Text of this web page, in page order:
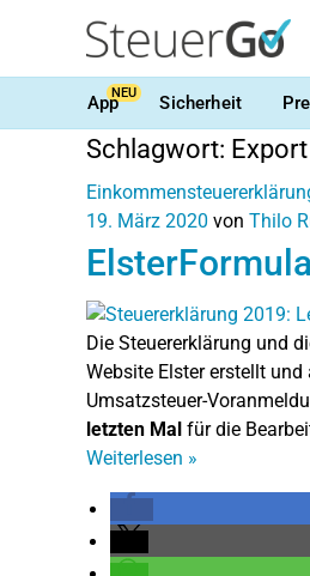
AppNEU Sicherheit
Schlagwort: Export
19. März 2020 von Thilo
Die Steuererklärung und
Website Elster erstellt
Umsatzsteuer-
letzten Mal für die
Weiterlesen »